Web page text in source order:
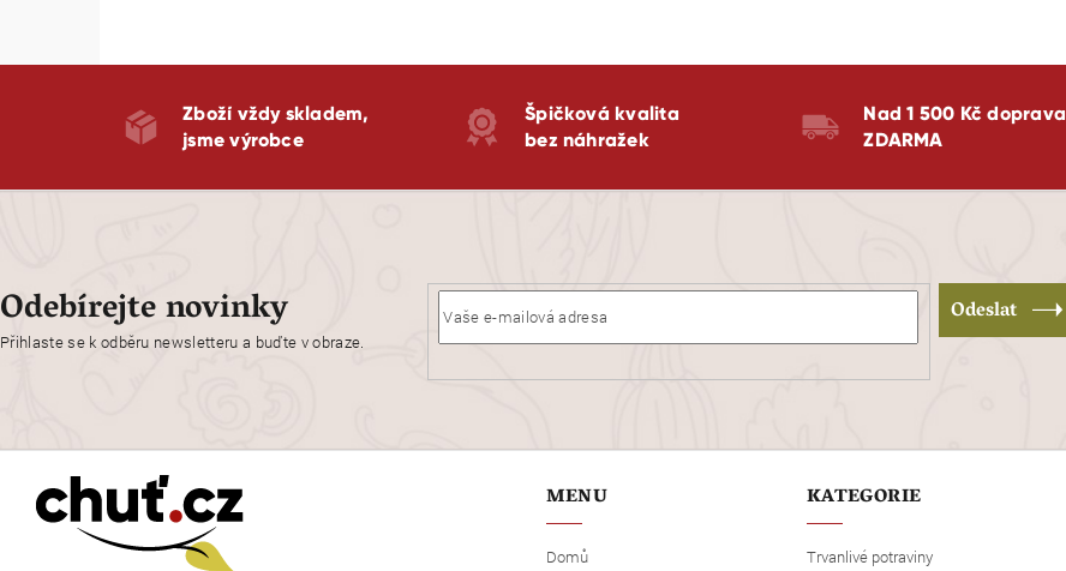
Zboží vždy skladem,
jsme výrobce
Špičková kvalita
bez náhražek
Nad 1 500 Kč doprava
ZDARMA
Odebírejte novinky
Přihlaste se k odběru newsletteru a buďte v obraze.
Odeslat
MENU
Domů
KATEGORIE
Trvanlivé potraviny